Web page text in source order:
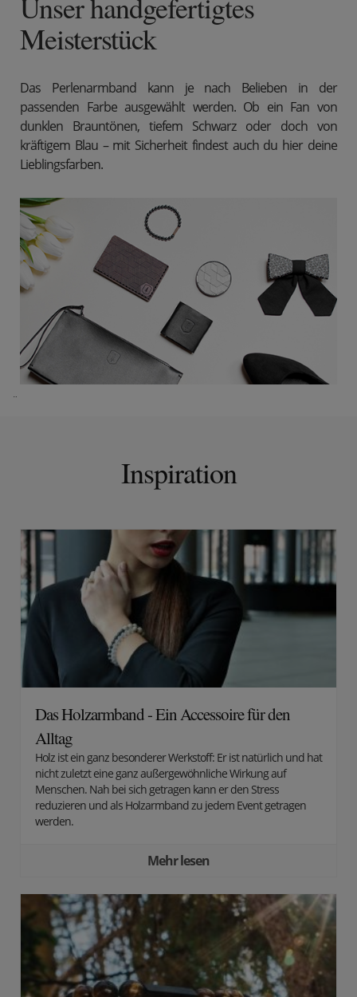
Meisterstück
Das Perlenarmband kann je nach Belieben in der
passenden Farbe ausgewählt werden. Ob ein Fan von
dunklen Brauntönen, tiefem Schwarz oder doch von
kräftigem Blau – mit Sicherheit findest auch du hier deine
Lieblingsfarben.
¨
Inspiration
Das Holzarmband - Ein Accessoire für den
Alltag
Holz ist ein ganz besonderer Werkstoff: Er ist natürlich und hat
nicht zuletzt eine ganz außergewöhnliche Wirkung auf
Menschen. Nah bei sich getragen kann er den Stress
reduzieren und als Holzarmband zu jedem Event getragen
werden.
Mehr lesen